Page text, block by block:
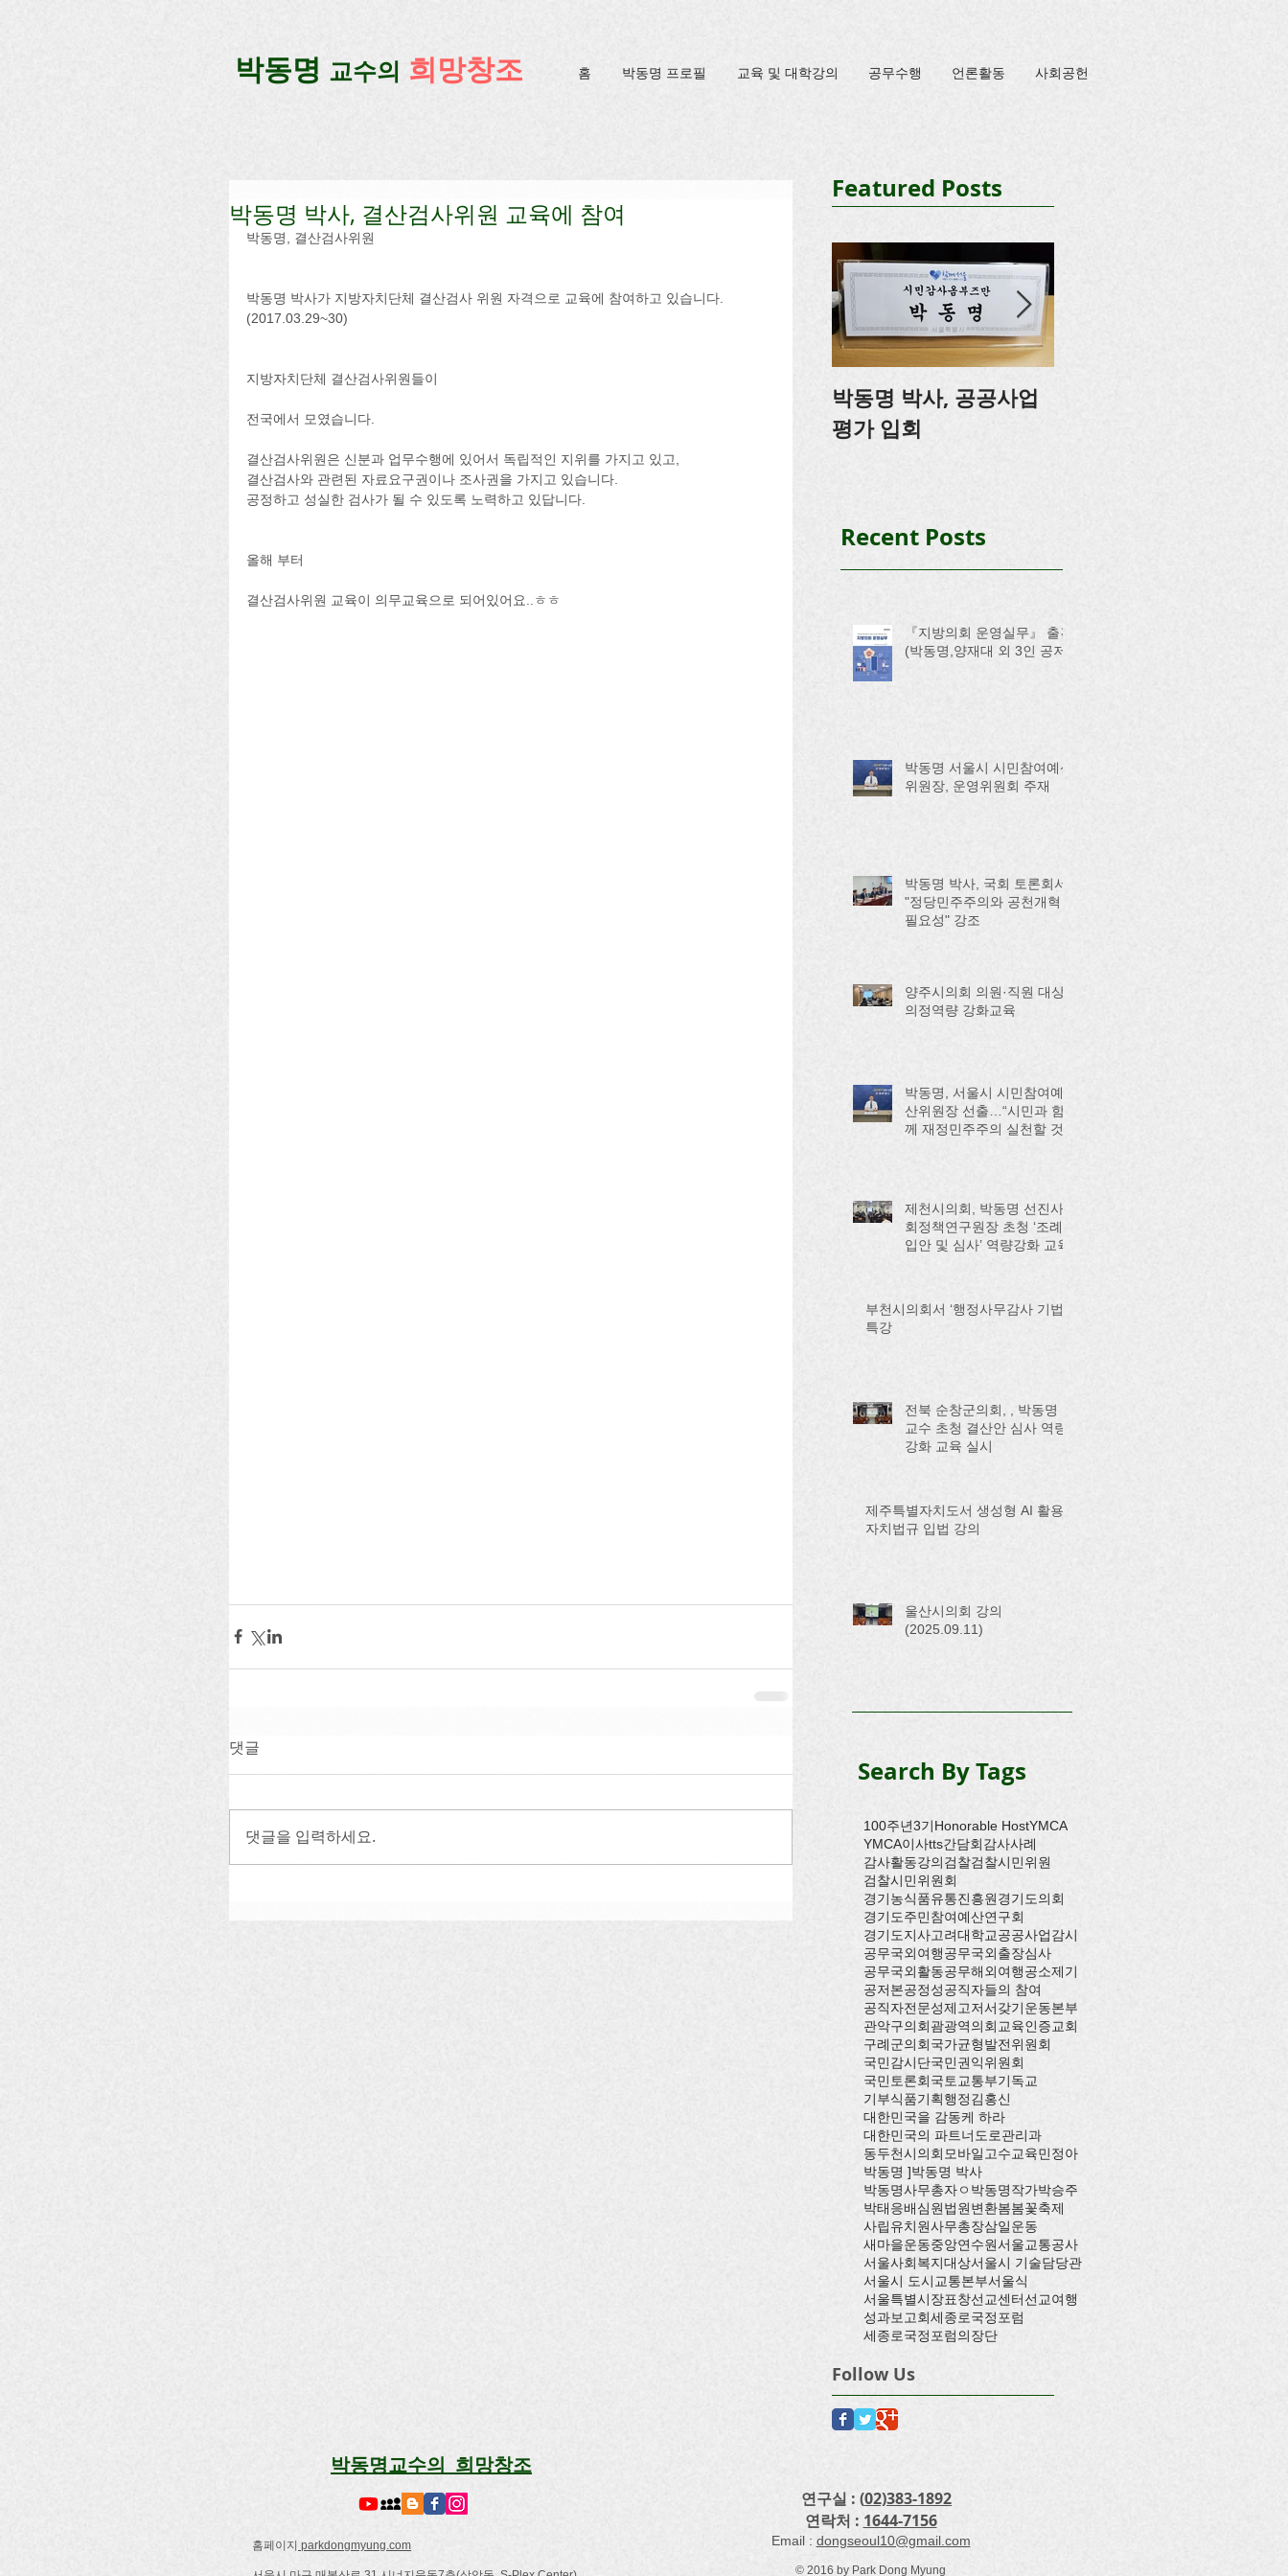
​박동명 교수의 희망창조 홈 박동명 프로필 교육 및 대학강의 공무수행 언론활동 사회공헌
박동명 박사, 결산검사위원 교육에 참여
박동명, 결산검사위원
박동명 박사가 지방자치단체 결산검사 위원 자격으로 교육에 참여하고 있습니다.
(2017.03.29~30)
지방자치단체 결산검사위원들이
전국에서 모였습니다.
결산검사위원은 신분과 업무수행에 있어서 독립적인 지위를 가지고 있고,
결산검사와 관련된 자료요구권이나 조사권을 가지고 있습니다.
공정하고 성실한 검사가 될 수 있도록 노력하고 있답니다.
올해 부터
결산검사위원 교육이 의무교육으로 되어있어요..ㅎㅎ
댓글
댓글을 입력하세요.
Featured Posts
박동명 박사, 공공사업
평가 입회
Recent Posts
『지방의회 운영실무』 출간
(박동명,양재대 외 3인 공저)
박동명 서울시 시민참여예산
위원장, 운영위원회 주재
박동명 박사, 국회 토론회서
"정당민주주의와 공천개혁
필요성" 강조
양주시의회 의원·직원 대상
의정역량 강화교육
박동명, 서울시 시민참여예
산위원장 선출…“시민과 함
께 재정민주주의 실천할 것”
제천시의회, 박동명 선진사
회정책연구원장 초청 ‘조례
입안 및 심사’ 역량강화 교육
부천시의회서 ‘행정사무감사 기법’
특강
전북 순창군의회, , 박동명
교수 초청 결산안 심사 역량
강화 교육 실시
제주특별자치도서 생성형 AI 활용
자치법규 입법 강의
울산시의회 강의
(2025.09.11)
Search By Tags
100주년3기Honorable HostYMCA
YMCA이사tts간담회감사사례
감사활동강의검찰검찰시민위원
검찰시민위원회
경기농식품유통진흥원경기도의회
경기도주민참여예산연구회
경기도지사고려대학교공공사업감시
공무국외여행공무국외출장심사
공무국외활동공무해외여행공소제기
공저본공정성공직자들의 참여
공직자전문성제고저서갖기운동본부
관악구의회괌광역의회 교육인증교회
구례군의회국가균형발전위원회
국민감시단국민권익위원회
국민토론회국토교통부기독교
기부식품기획행정김홍신
대한민국을 감동케 하라
대한민국의 파트너 도로관리과
동두천시의회 모바일고수교육민정아
박동명 ]박동명 박사
박동명사무총자ㅇ 박동명작가박승주
박태응배심원법원변환봄봄꽃축제
사립유치원사무총장삼일운동
새마을운동중앙연수원서울교통공사
서울사회복지대상서울시 기술담당관
서울시 도시교통본부서울식
서울특별시장표창선교센터선교여행
성과보고회세종로국정포럼
세종로국정포럼의장단
Follow Us
박동명교수의 희망창조
홈페이지 parkdongmyung.com
연구실 : (02)383-1892
연락처 : 1644-7156
​Email : dongseoul10@gmail.com
© 2016 by Park Dong Myung